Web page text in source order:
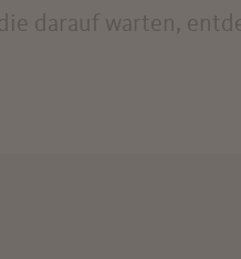
darauf warten,